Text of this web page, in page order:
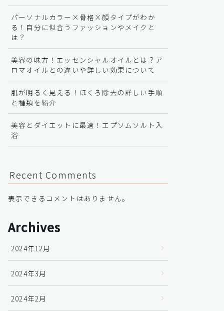
パーソナルカラー×骨格×顔タイプがわか
る！自分に似合うファッションやメイクと
は？
美容の味方！エッセンシャルオイルとは？ア
ロマオイルとの違いや詳しい効果について
肌が明るく見える！ほくろ除去の詳しい手順
と種類を紹介
美容とダイエットに最適！エプソムソルト入
浴
Recent Comments
表示できるコメントはありません。
Archives
2024年12月
2024年3月
2024年2月